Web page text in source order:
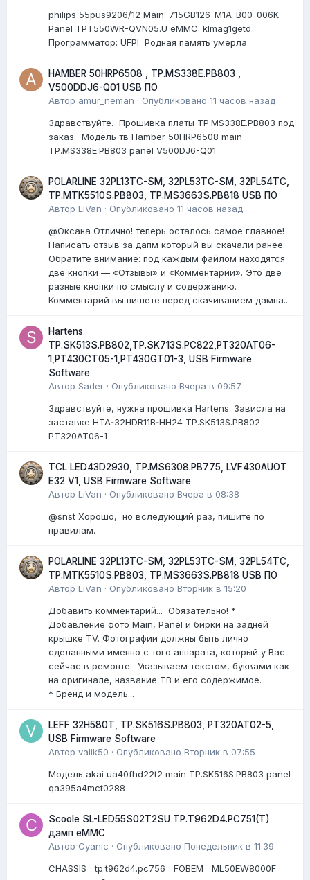
philips 55pus9206/12 Мain: 715GB126-M1A-B00-006K
Panel TPT550WR-QVN05.U eMMC: klmag1getd
Программатор: UFPI Родная память умерла
HAMBER 50HRP6508 , TP.MS338E.PB803 ,
V500DDJ6-Q01 USB ПО
Автор amur_neman · Опубликовано 11 часов назад
Здравствуйте. Прошивка платы TP.MS338E.PB803 под
заказ. Модель тв Hamber 50HRP6508 main
TP.MS338E.PB803 panel V500DJ6-Q01
POLARLINE 32PL13TC-SM, 32PL53TC-SM, 32PL54TC,
TP.MTK5510S.PB803, TP.MS3663S.PB818 USB ПО
Автор LiVan · Опубликовано 11 часов назад
@Оксана Отлично! теперь осталось самое главное!
Написать отзыв за дапм который вы скачали ранее.
Обратите внимание: под каждым файлом находятся
две кнопки — «Отзывы» и «Комментарии». Это две
разные кнопки по смыслу и содержанию.
Комментарий вы пишете перед скачиванием дампа...
Hartens
TP.SK513S.PB802,TP.SK713S.PC822,PT320AT06-
1,PT430CT05-1,PT430GT01-3, USB Firmware
Software
Автор Sader · Опубликовано Вчера в 09:57
Здравствуйте, нужна прошивка Hartens. Зависла на
заставке HTA‑32HDR11B‑HH24 TP.SK513S.PB802
PT320AT06-1
TCL LED43D2930, TP.MS6308.PB775, LVF430AUOT
E32 V1, USB Firmware Software
Автор LiVan · Опубликовано Вчера в 08:38
@snst Хорошо, но вследующий раз, пишите по
правилам.
POLARLINE 32PL13TC-SM, 32PL53TC-SM, 32PL54TC,
TP.MTK5510S.PB803, TP.MS3663S.PB818 USB ПО
Автор LiVan · Опубликовано Вторник в 15:20
Добавить комментарий... Обязательно! *
Добавление фото Main, Panel и бирки на задней
крышке TV. Фотографии должны быть лично
сделанными именно с того аппарата, который у Вас
сейчас в ремонте. Указываем текстом, буквами как
на оригинале, название ТВ и его содержимое.
* Бренд и модель...
LEFF 32H580T, TP.SK516S.PB803, PT320AT02-5,
USB Firmware Software
Автор valik50 · Опубликовано Вторник в 07:55
Модель akai ua40fhd22t2 main TP.SK516S.PB803 panel
qa395a4mct0288
Scoole SL-LED55S02T2SU TP.T962D4.PC751(T)
дамп eMMC
Автор Cyanic · Опубликовано Понедельник в 11:39
CHASSIS tp.t962d4.pc756 FOBEM ML50EW8000F